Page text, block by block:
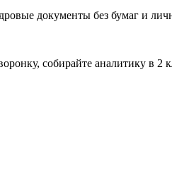
документы без бумаг и
собирайте аналитику в 2